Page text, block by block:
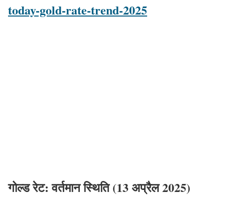
today-gold-rate-trend-2025
गोल्ड रेट: वर्तमान स्थिति (13 अप्रैल 2025)